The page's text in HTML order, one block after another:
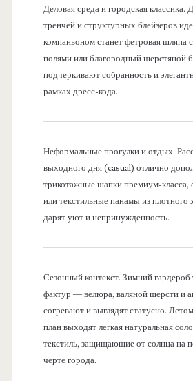
Деловая среда и городская классика.
тренчей и структурных блейзеров
компаньоном станет фетровая шляпа
полями или благородный шерстяной
подчеркивают собранность и
рамках дресс-кода.
Неформальные прогулки и отдых.
выходного дня (casual) отлично
трикотажные шапки премиум-класса,
или текстильные панамы из плотного
дарят уют и непринужденность.
Сезонный контекст. Зимний
фактур — велюра, валяной шерсти и
согревают и выглядят статусно.
план выходят легкая натуральная
текстиль, защищающие от солнца на
черте города.